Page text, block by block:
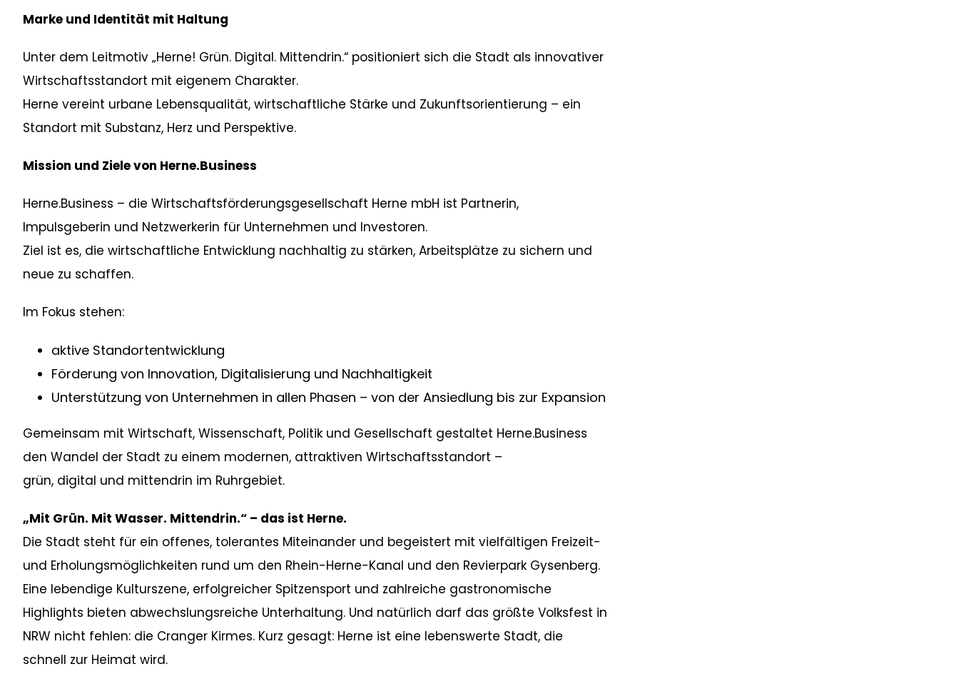
Marke und Identität mit Haltung
Unter dem Leitmotiv „Herne! Grün. Digital. Mittendrin.“ positioniert sich die Stadt als innovativer
Wirtschaftsstandort mit eigenem Charakter.
Herne vereint urbane Lebensqualität, wirtschaftliche Stärke und Zukunftsorientierung – ein
Standort mit Substanz, Herz und Perspektive.
Mission und Ziele von Herne.Business
Herne.Business – die Wirtschaftsförderungsgesellschaft Herne mbH ist Partnerin,
Impulsgeberin und Netzwerkerin für Unternehmen und Investoren.
Ziel ist es, die wirtschaftliche Entwicklung nachhaltig zu stärken, Arbeitsplätze zu sichern und
neue zu schaffen.
Im Fokus stehen:
aktive Standortentwicklung
Förderung von Innovation, Digitalisierung und Nachhaltigkeit
Unterstützung von Unternehmen in allen Phasen – von der Ansiedlung bis zur Expansion
Gemeinsam mit Wirtschaft, Wissenschaft, Politik und Gesellschaft gestaltet Herne.Business
den Wandel der Stadt zu einem modernen, attraktiven Wirtschaftsstandort –
grün, digital und mittendrin im Ruhrgebiet.
„Mit Grün. Mit Wasser. Mittendrin.“ – das ist Herne.
Die Stadt steht für ein offenes, tolerantes Miteinander und begeistert mit vielfältigen Freizeit-
und Erholungsmöglichkeiten rund um den Rhein-Herne-Kanal und den Revierpark Gysenberg.
Eine lebendige Kulturszene, erfolgreicher Spitzensport und zahlreiche gastronomische
Highlights bieten abwechslungsreiche Unterhaltung. Und natürlich darf das größte Volksfest in
NRW nicht fehlen: die Cranger Kirmes. Kurz gesagt: Herne ist eine lebenswerte Stadt, die
schnell zur Heimat wird.